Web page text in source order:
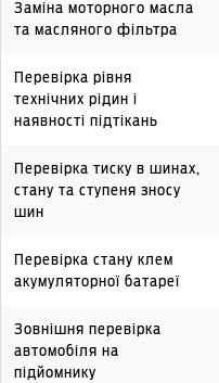
Заміна моторного масла
та масляного фільтра
Перевірка рівня
технічних рідин і
наявності підтікань
Перевірка тиску в шинах,
стану та ступеня зносу
шин
Перевірка стану клем
акумуляторної батареї
Зовнішня перевірка
автомобіля на
підйомнику